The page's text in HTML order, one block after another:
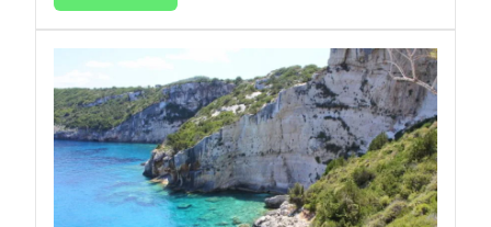
meer
Ontdek
Welke
Landen
Een
Groen